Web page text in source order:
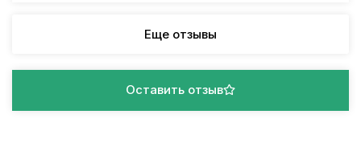
Еще отзывы
Оставить отзыв